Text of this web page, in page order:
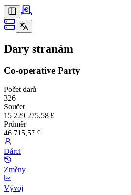
Dary stranám
Co-operative Party
Počet darů
326
Součet
15 229 275,58 £
Průměr
46 715,57 £
Dárci
Změny
Vývoj